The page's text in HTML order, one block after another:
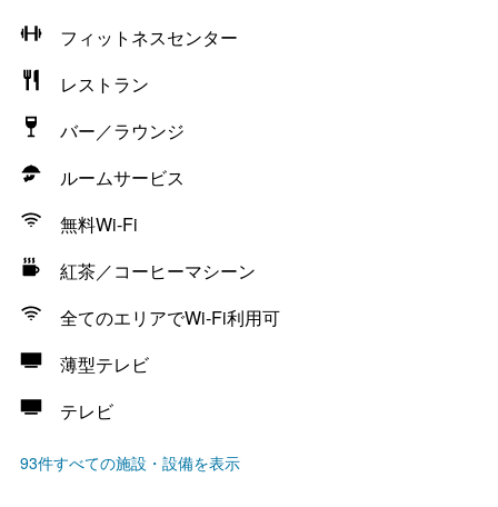
フィットネスセンター
レストラン
バー／ラウンジ
ルームサービス
無料Wi-Fi
紅茶／コーヒーマシーン
全てのエリアでWi-Fi利用可
薄型テレビ
テレビ
93件すべての施設・設備を表示